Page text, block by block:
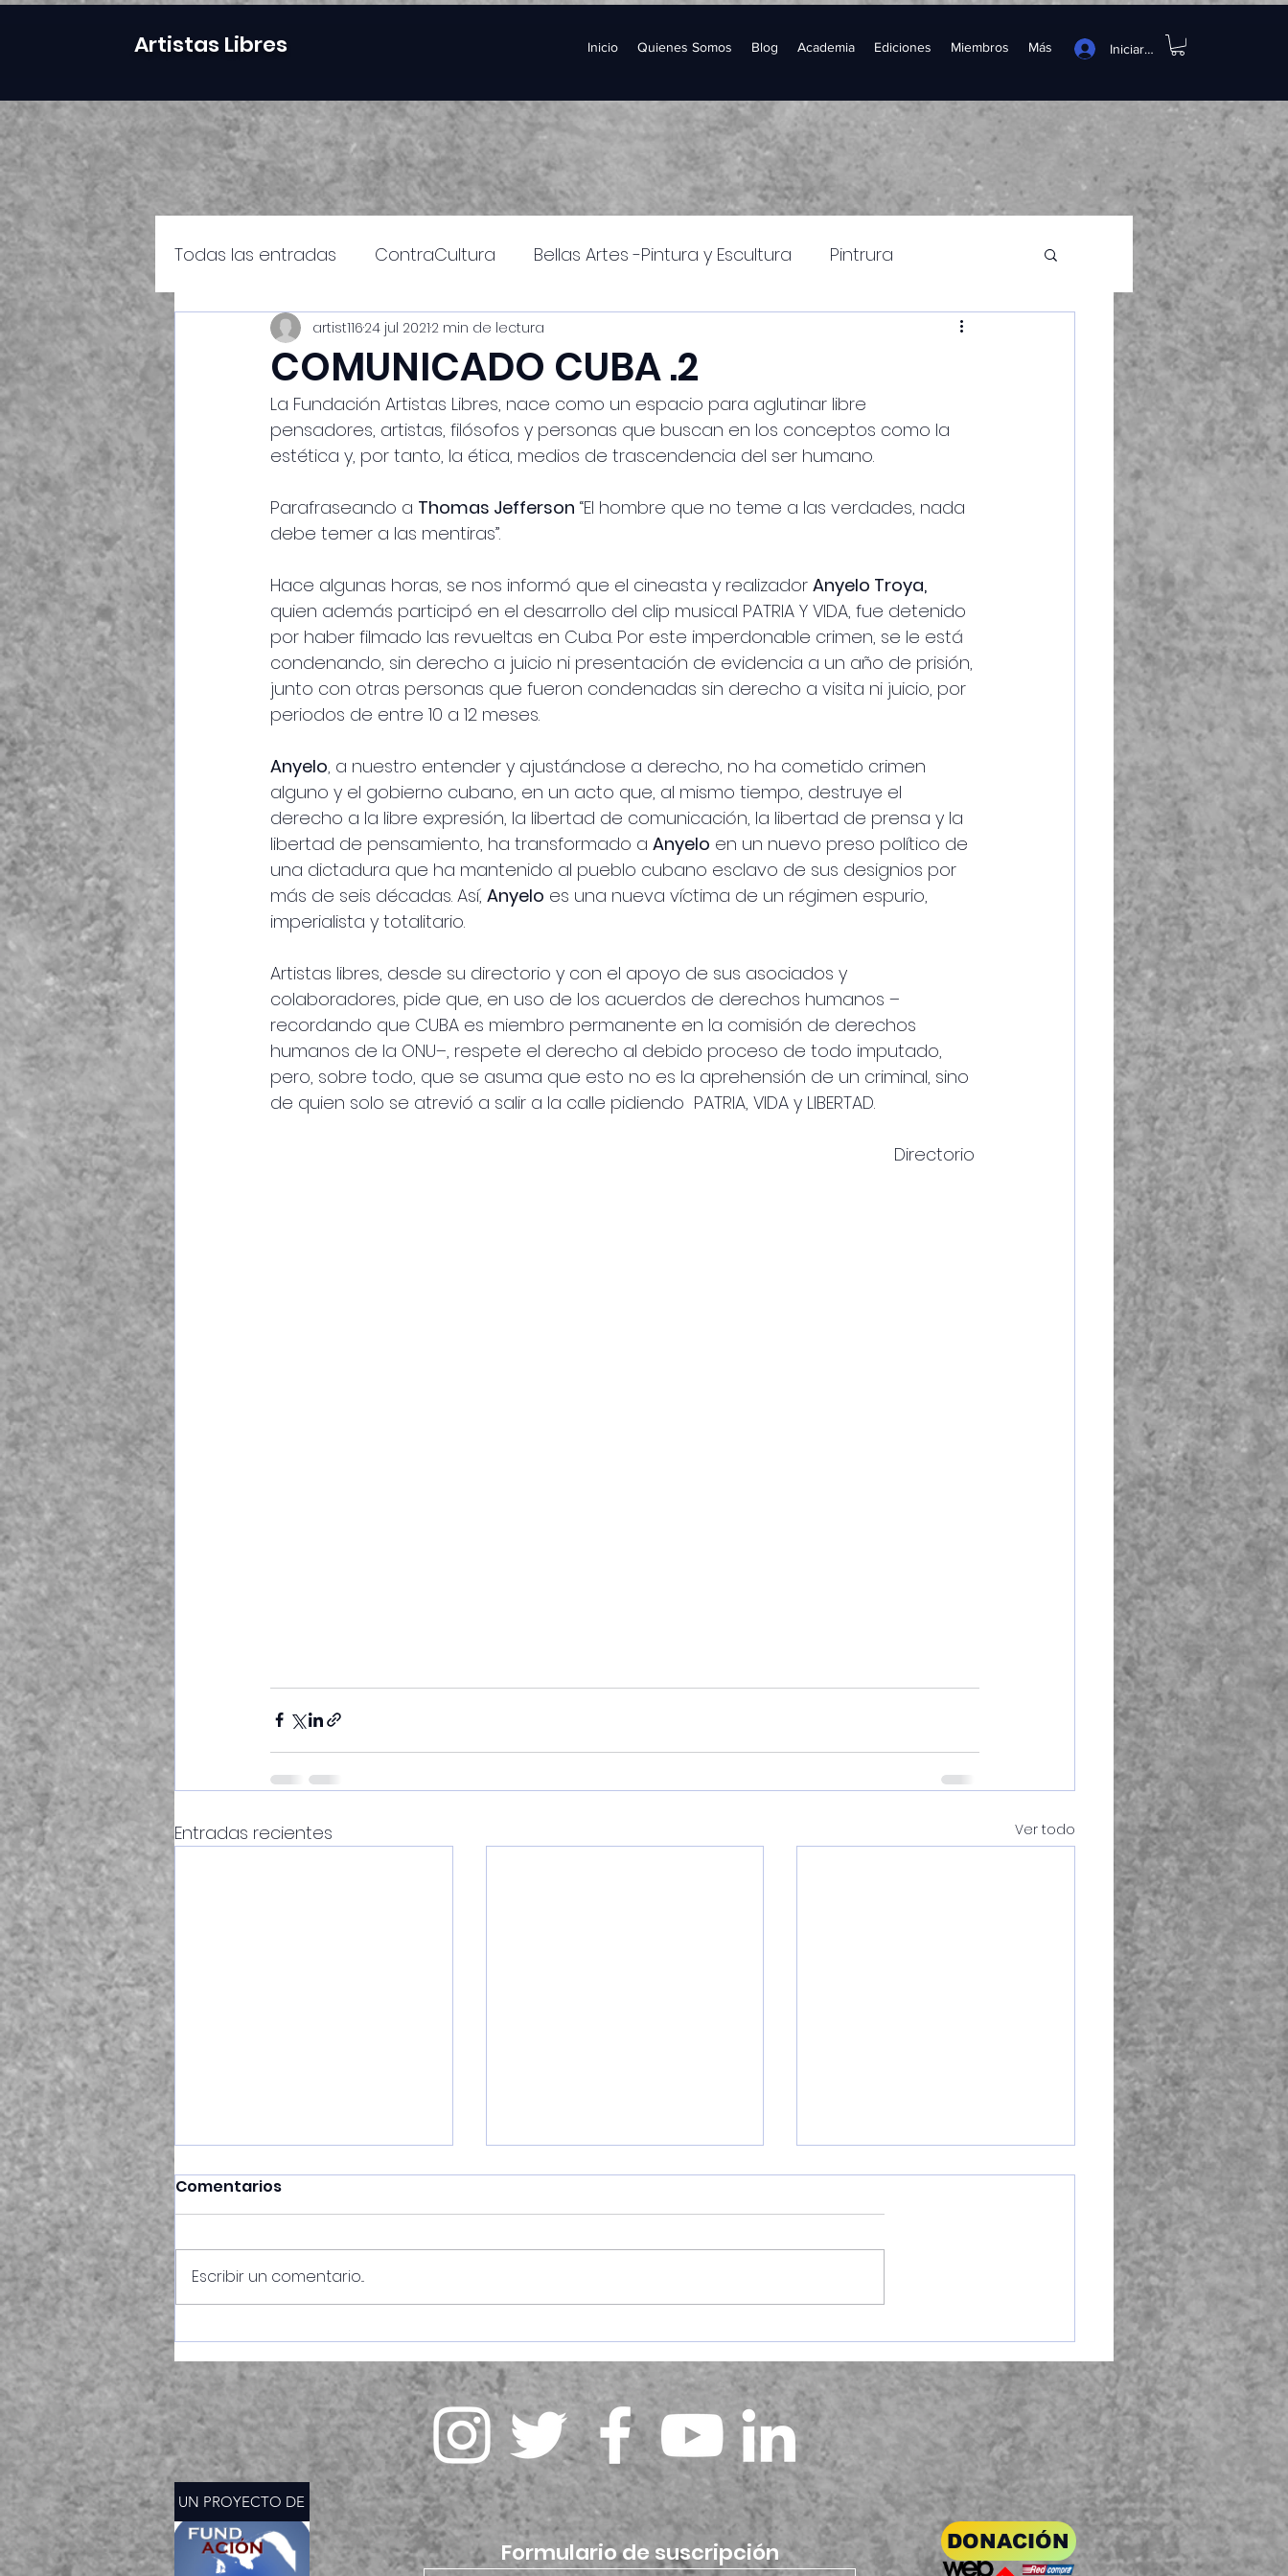
Artistas Libres Inicio Quienes Somos Blog Academia Ediciones Miembros Más Iniciar sesión
Todas las entradas ContraCultura Bellas Artes -Pintura y Escultura Pintrura
Políticas artísticas culturales
COMUNICADO CUBA .2
artist11624 jul 20212 min de lectura
La Fundación Artistas Libres, nace como un espacio para aglutinar libre
pensadores, artistas, filósofos y personas que buscan en los conceptos como la
estética y, por tanto, la ética, medios de trascendencia del ser humano.
Parafraseando a Thomas Jefferson “El hombre que no teme a las verdades, nada
debe temer a las mentiras”.
Hace algunas horas, se nos informó que el cineasta y realizador Anyelo Troya,
quien además participó en el desarrollo del clip musical PATRIA Y VIDA, fue detenido
por haber filmado las revueltas en Cuba. Por este imperdonable crimen, se le está
condenando, sin derecho a juicio ni presentación de evidencia a un año de prisión,
junto con otras personas que fueron condenadas sin derecho a visita ni juicio, por
periodos de entre 10 a 12 meses.
Anyelo, a nuestro entender y ajustándose a derecho, no ha cometido crimen
alguno y el gobierno cubano, en un acto que, al mismo tiempo, destruye el
derecho a la libre expresión, la libertad de comunicación, la libertad de prensa y la
libertad de pensamiento, ha transformado a Anyelo en un nuevo preso político de
una dictadura que ha mantenido al pueblo cubano esclavo de sus designios por
más de seis décadas. Así, Anyelo es una nueva víctima de un régimen espurio,
imperialista y totalitario.
Artistas libres, desde su directorio y con el apoyo de sus asociados y
colaboradores, pide que, en uso de los acuerdos de derechos humanos –
recordando que CUBA es miembro permanente en la comisión de derechos
humanos de la ONU–, respete el derecho al debido proceso de todo imputado,
pero, sobre todo, que se asuma que esto no es la aprehensión de un criminal, sino
de quien solo se atrevió a salir a la calle pidiendo  PATRIA, VIDA y LIBERTAD.
Directorio
Entradas recientes Ver todo
FALSO ESOTERISMO
La Cultura: la Deuda de
la Derecha
Comentarios
Escribir un comentario...
UN PROYECTO DE
Formulario de suscripción DONACIÓN